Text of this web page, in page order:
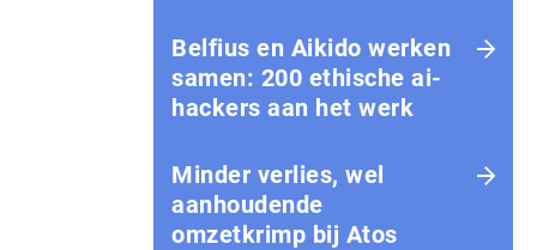
Belfius en Aikido werken
samen: 200 ethische ai-
hackers aan het werk
Minder verlies, wel
aanhoudende
omzetkrimp bij Atos